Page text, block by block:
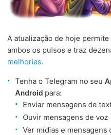
A atualização de hoje
ambos os pulsos e traz
melhorias.
Tenha o Telegram no seu
Android para:
Enviar mensagens de
Ouvir mensagens de voz
Ver mídias e mensagens